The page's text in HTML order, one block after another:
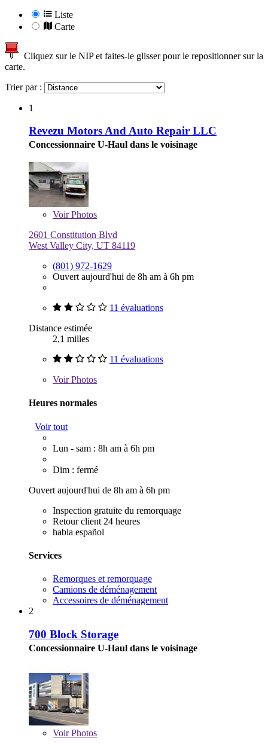
Liste
Carte
Cliquez sur le NIP et faites-le glisser pour le repositionner sur la
carte.
Trier par :
1
Revezu Motors And Auto Repair LLC
Concessionnaire U-Haul dans le voisinage
VoirPhotos
2601 Constitution Blvd
West Valley City, UT 84119
(801) 972-1629
Ouvert aujourd'hui de 8h am à 6h pm
11 évaluations
Distance estimée
2,1 milles
11 évaluations
VoirPhotos
Heures normales
Voir tout
Lun - sam : 8h am à 6h pm
Dim : fermé
Ouvert aujourd'hui de 8h am à 6h pm
Inspection gratuite du remorquage
Retour client 24 heures
habla español
Services
Remorques et remorquage
Camions de déménagement
Accessoires de déménagement
2
700 Block Storage
Concessionnaire U-Haul dans le voisinage
VoirPhotos